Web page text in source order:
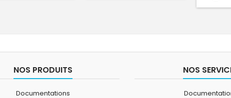
NOS PRODUITS
Documentations
NOS